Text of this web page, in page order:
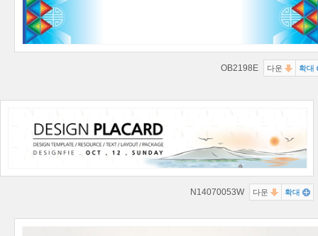
OB2198E 다운 확대
N14070053W 다운 확대